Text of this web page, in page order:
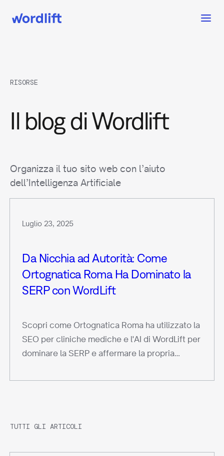
RISORSE
Il blog di Wordlift
Organizza il tuo sito web con l’aiuto
dell’Intelligenza Artificiale
Luglio 23, 2025
Da Nicchia ad Autorità: Come
Ortognatica Roma Ha Dominato la
SERP con WordLift
Scopri come Ortognatica Roma ha utilizzato la
SEO per cliniche mediche e l'AI di WordLift per
dominare la SERP e affermare la propria
TUTTI GLI ARTICOLI